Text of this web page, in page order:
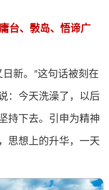
台、斅岛、悟谛广
新。 ”这句话被刻在
：今天洗澡了，以后
持下去。引申为精神
思想上的升华，一天